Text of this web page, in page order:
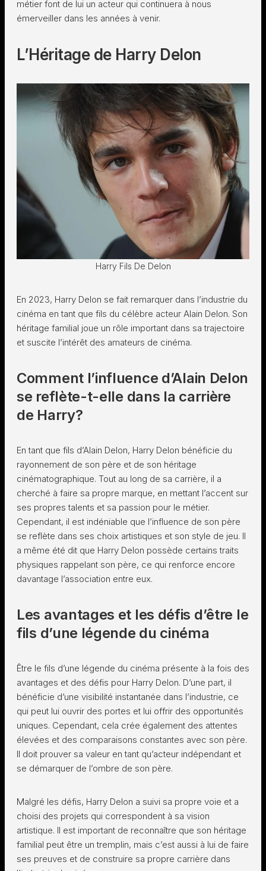
métier font de lui un acteur qui continuera à nous
émerveiller dans les années à venir.
L’Héritage de Harry Delon
Harry Fils De Delon
En 2023, Harry Delon se fait remarquer dans l’industrie du
cinéma en tant que fils du célèbre acteur Alain Delon. Son
héritage familial joue un rôle important dans sa trajectoire
et suscite l’intérêt des amateurs de cinéma.
Comment l’influence d’Alain Delon
se reflète-t-elle dans la carrière
de Harry?
En tant que fils d’Alain Delon, Harry Delon bénéficie du
rayonnement de son père et de son héritage
cinématographique. Tout au long de sa carrière, il a
cherché à faire sa propre marque, en mettant l’accent sur
ses propres talents et sa passion pour le métier.
Cependant, il est indéniable que l’influence de son père
se reflète dans ses choix artistiques et son style de jeu. Il
a même été dit que Harry Delon possède certains traits
physiques rappelant son père, ce qui renforce encore
davantage l’association entre eux.
Les avantages et les défis d’être le
fils d’une légende du cinéma
Être le fils d’une légende du cinéma présente à la fois des
avantages et des défis pour Harry Delon. D’une part, il
bénéficie d’une visibilité instantanée dans l’industrie, ce
qui peut lui ouvrir des portes et lui offrir des opportunités
uniques. Cependant, cela crée également des attentes
élevées et des comparaisons constantes avec son père.
Il doit prouver sa valeur en tant qu’acteur indépendant et
se démarquer de l’ombre de son père.
Malgré les défis, Harry Delon a suivi sa propre voie et a
choisi des projets qui correspondent à sa vision
artistique. Il est important de reconnaître que son héritage
familial peut être un tremplin, mais c’est aussi à lui de faire
ses preuves et de construire sa propre carrière dans